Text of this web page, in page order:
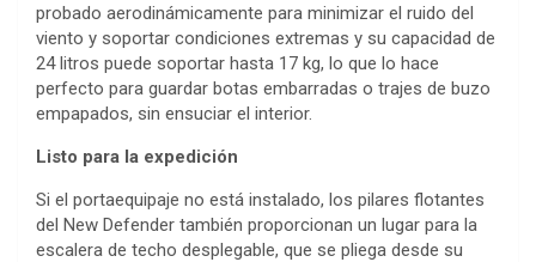
probado aerodinámicamente para minimizar el ruido del
viento y soportar condiciones extremas y su capacidad de
24 litros puede soportar hasta 17 kg, lo que lo hace
perfecto para guardar botas embarradas o trajes de buzo
empapados, sin ensuciar el interior.
Listo para la expedición
Si el portaequipaje no está instalado, los pilares flotantes
del New Defender también proporcionan un lugar para la
escalera de techo desplegable, que se pliega desde su